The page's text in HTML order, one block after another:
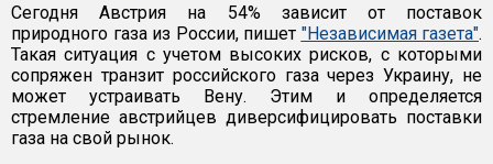
Сегодня Австрия на 54% зависит от поставок
природного газа из России, пишет "Независимая газета".
Такая ситуация с учетом высоких рисков, с которыми
сопряжен транзит российского газа через Украину, не
может устраивать Вену. Этим и определяется
стремление австрийцев диверсифицировать поставки
газа на свой рынок.